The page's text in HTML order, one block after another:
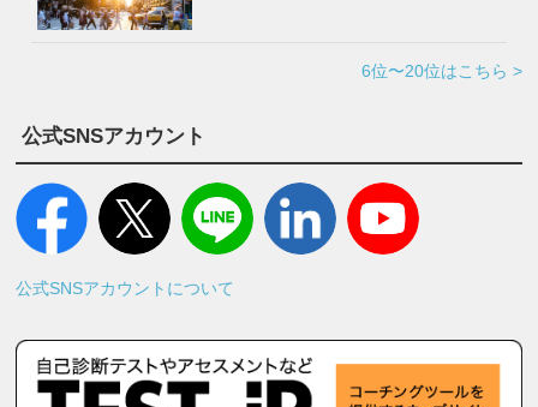
6位〜20位はこちら >
公式SNSアカウント
公式SNSアカウントについて